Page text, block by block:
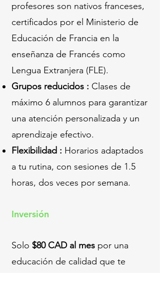
profesores son nativos franceses,
certificados por el Ministerio de
Educación de Francia en la
enseñanza de Francés como
Lengua Extranjera (FLE).
Grupos reducidos : Clases de
máximo 6 alumnos para garantizar
una atención personalizada y un
aprendizaje efectivo.
Flexibilidad : Horarios adaptados
a tu rutina, con sesiones de 1.5
horas, dos veces por semana.
Inversión
Solo $80 CAD al mes por una
educación de calidad que te